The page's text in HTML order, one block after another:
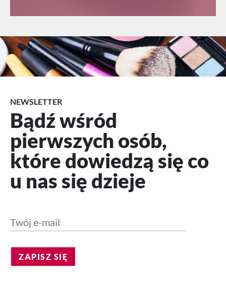
NEWSLETTER
Bądź wśród
pierwszych osób,
które dowiedzą się co
u nas się dzieje
ZAPISZ SIĘ